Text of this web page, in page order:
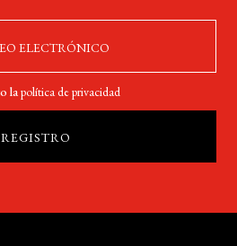
lapolítica de privacidad